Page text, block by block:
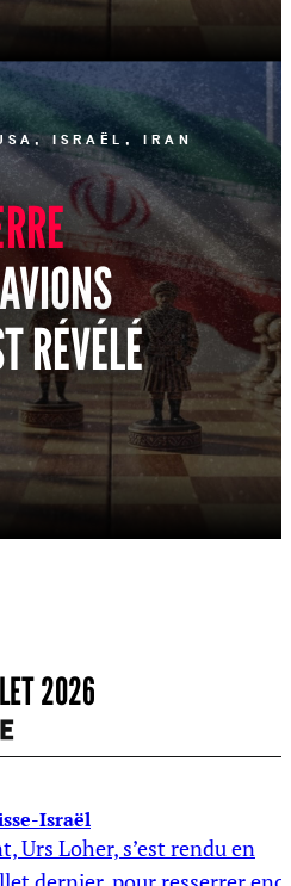
ISRAËL, IRAN
RÉVÉLÉ
2026
Israël
Urs Loher, s’est rendu en